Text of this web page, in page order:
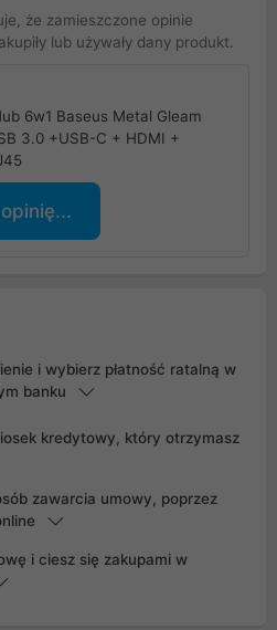
że zamieszczone opinie
lub używały dany produkt.
6w1 Baseus Metal Gleam
3.0 +USB-C + HDMI +
i wybierz płatność ratalną w
banku
kredytowy, który otrzymasz
zawarcia umowy, poprzez
i ciesz się zakupami w